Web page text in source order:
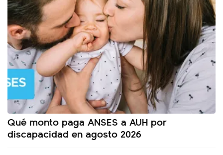
Qué monto paga ANSES a AUH por
discapacidad en agosto 2026